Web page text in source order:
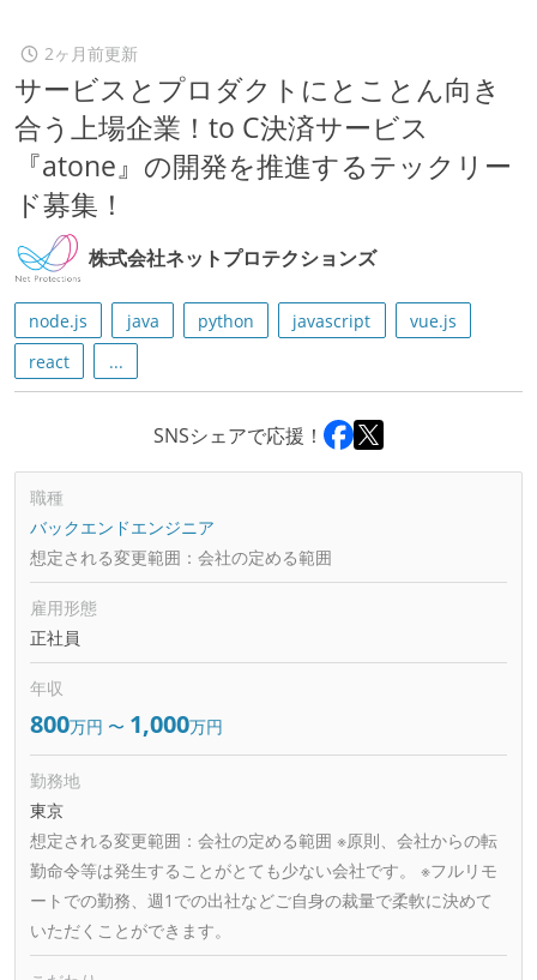
2ヶ月前更新
サービスとプロダクトにとことん向き
合う上場企業！to C決済サービス
『atone』の開発を推進するテックリー
ド募集！
株式会社ネットプロテクションズ
node.js java python javascript
vue.js
react
...
SNSシェアで応援！
職種
バックエンドエンジニア
想定される変更範囲： 会社の定める範囲
雇用形態
正社員
年収
800万円 〜 1,000万円
勤務地
東京
想定される変更範囲： 会社の定める範囲 ※原則、会社からの転
勤命令等は発生することがとても少ない会社です。 ※フルリモ
ートでの勤務、週1での出社などご自身の裁量で柔軟に決めて
いただくことができます。